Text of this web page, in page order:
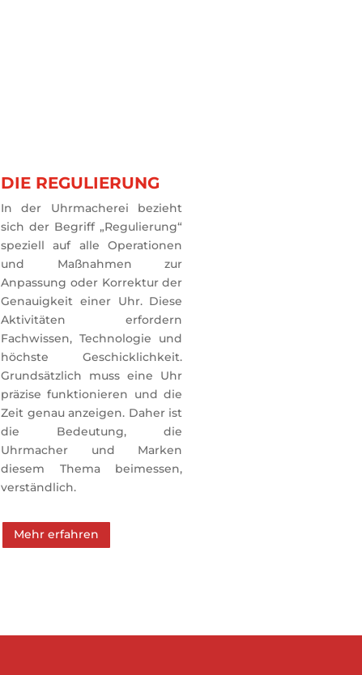
DIE REGULIERUNG
In der Uhrmacherei bezieht
sich der Begriff „Regulierung“
speziell auf alle Operationen
und Maßnahmen zur
Anpassung oder Korrektur der
Genauigkeit einer Uhr. Diese
Aktivitäten erfordern
Fachwissen, Technologie und
höchste Geschicklichkeit.
Grundsätzlich muss eine Uhr
präzise funktionieren und die
Zeit genau anzeigen. Daher ist
die Bedeutung, die
Uhrmacher und Marken
diesem Thema beimessen,
verständlich.
Mehr erfahren